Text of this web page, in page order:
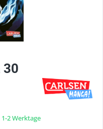
30
2 Werktage